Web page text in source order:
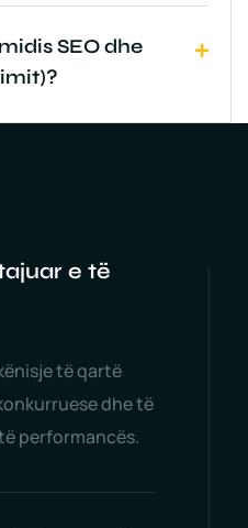
SEO dhe
e të
të qartë
dhe të
performancës.